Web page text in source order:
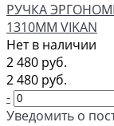
РУЧКА
1310ММ VIKAN
Нет в наличии
2 480 руб.
2 480 руб.
-
Уведомить о